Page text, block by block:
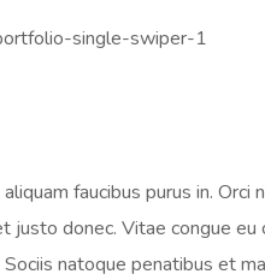
faucibus purus in.
justo donec. Vitae congue
natoque penatibus et